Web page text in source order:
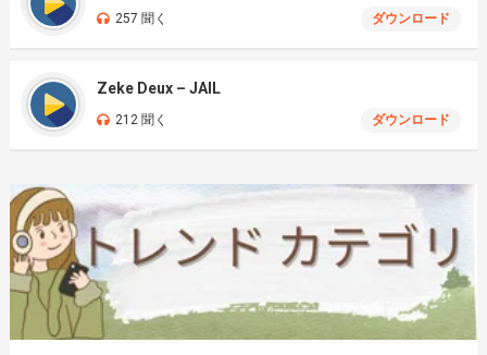
257 聞く ダウンロード
Zeke Deux – JAIL
212 聞く ダウンロード